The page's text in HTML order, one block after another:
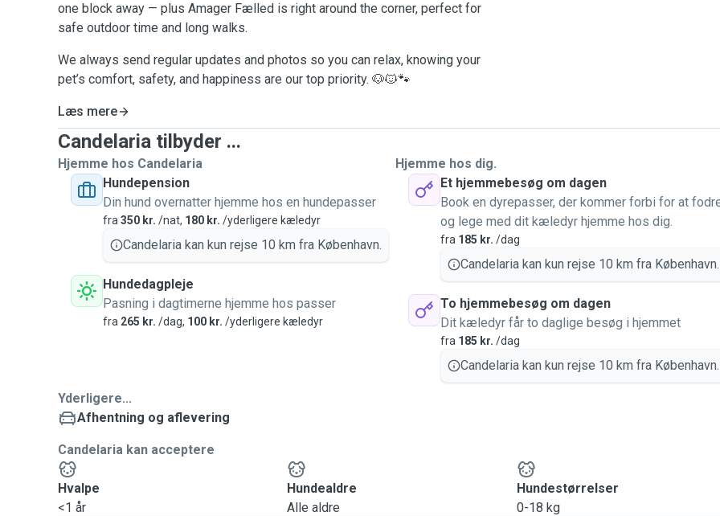
one block away — plus Amager Fælled is right around the corner, perfect for
safe outdoor time and long walks.
We always send regular updates and photos so you can relax, knowing your
pet’s comfort, safety, and happiness are our top priority. 🐶🐱🐾
Læs mere
Candelaria tilbyder ...
Hjemme hos Candelaria
Hundepension
Din hund overnatter hjemme hos en hundepasser
fra 350 kr. /nat, 180 kr. /yderligere kæledyr
Candelaria kan kun rejse 10 km fra København.
Hundedagpleje
Pasning i dagtimerne hjemme hos passer
fra 265 kr. /dag, 100 kr. /yderligere kæledyr
Hjemme hos dig.
Et hjemmebesøg om dagen
Book en dyrepasser, der kommer forbi for at
og lege med dit kæledyr hjemme hos dig.
fra 185 kr. /dag
Candelaria kan kun rejse 10 km fra København.
To hjemmebesøg om dagen
Dit kæledyr får to daglige besøg i hjemmet
fra 185 kr. /dag
Candelaria kan kun rejse 10 km fra København.
Yderligere...
Afhentning og aflevering
Candelaria kan acceptere
Hvalpe
<1 år
Hundealdre
Alle aldre
Hundestørrelser
0-18 kg